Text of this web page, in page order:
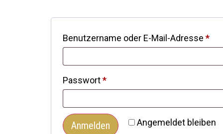
Benutzername oder E-Mail-Adresse *
Passwort*
Angemeldet bleiben
Anmelden